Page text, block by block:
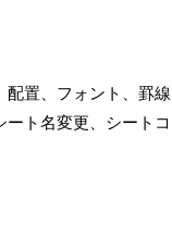
置、フォント、罫線
ト名変更、シートコ